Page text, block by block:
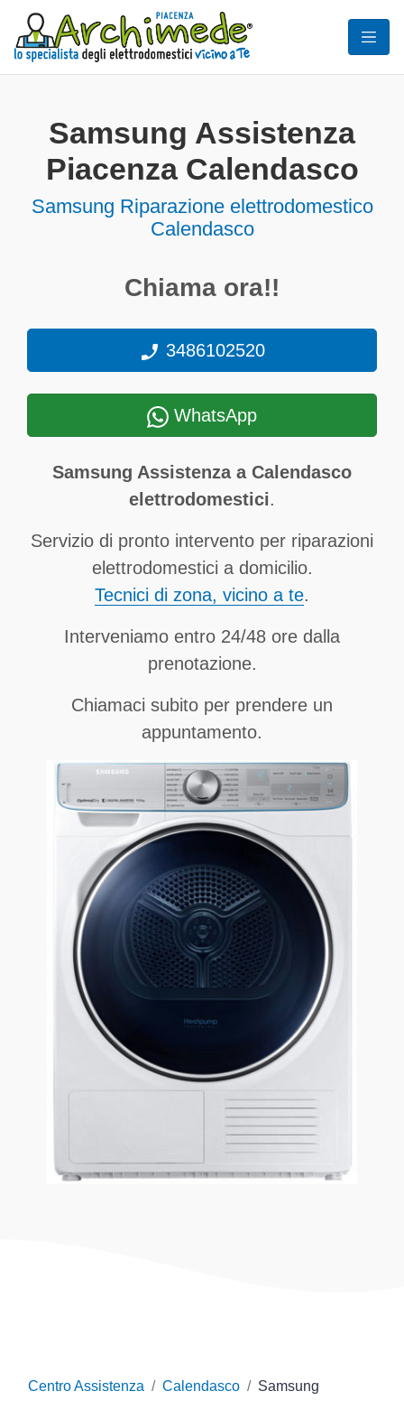
Samsung Assistenza
Piacenza Calendasco
Samsung Riparazione elettrodomestico
Calendasco
Chiama ora!!
3486102520
WhatsApp
Samsung Assistenza a Calendasco
elettrodomestici.
Servizio di pronto intervento per riparazioni
elettrodomestici a domicilio.
Tecnici di zona, vicino a te.
Interveniamo entro 24/48 ore dalla
prenotazione.
Chiamaci subito per prendere un
appuntamento.
Centro Assistenza Calendasco Samsung